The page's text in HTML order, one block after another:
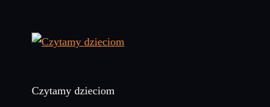
Czytamy dzieciom